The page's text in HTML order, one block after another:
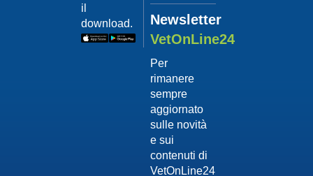
il
download.
Newsletter
VetOnLine24
Per
rimanere
sempre
aggiornato
sulle novità
e sui
contenuti di
VetOnLine24